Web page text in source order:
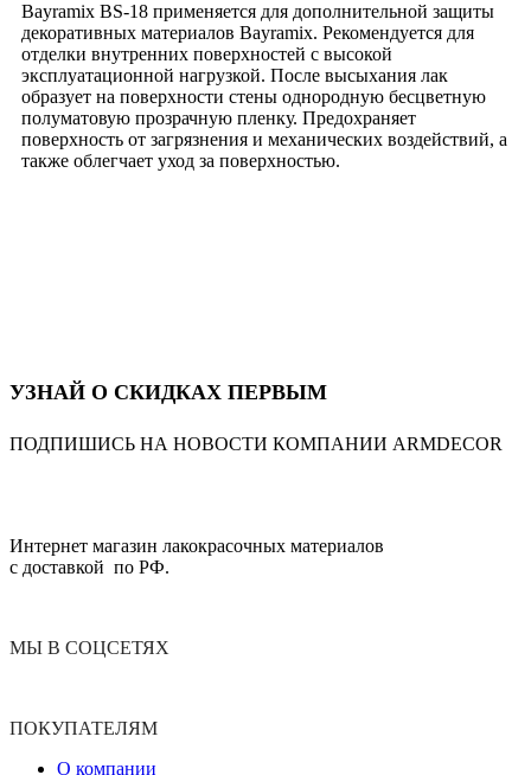
Bayramix BS-18 применяется для дополнительной защиты
декоративных материалов Bayramix. Рекомендуется для
отделки внутренних поверхностей с высокой
эксплуатационной нагрузкой. После высыхания лак
образует на поверхности стены однородную бесцветную
полуматовую прозрачную пленку. Предохраняет
поверхность от загрязнения и механических воздействий, а
также облегчает уход за поверхностью.
УЗНАЙ О СКИДКАХ ПЕРВЫМ
ПОДПИШИСЬ НА НОВОСТИ КОМПАНИИ ARMDECOR
Интернет магазин лакокрасочных материалов
с доставкой по РФ.
МЫ В СОЦСЕТЯХ
ПОКУПАТЕЛЯМ
О компании